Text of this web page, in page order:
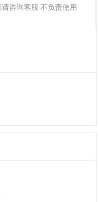
咨询客服 不负责使用